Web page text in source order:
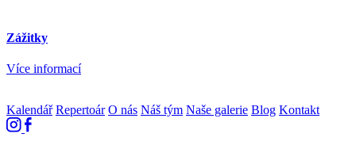
Zážitky
Více informací
Kalendář Repertoár O nás Náš tým Naše galerie Blog Kontakt